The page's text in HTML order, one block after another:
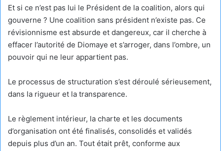
Et si ce n’est pas lui le Président de la coalition, alors qui
gouverne ? Une coalition sans président n’existe pas. Ce
révisionnisme est absurde et dangereux, car il cherche à
effacer l’autorité de Diomaye et s’arroger, dans l’ombre, un
pouvoir qui ne leur appartient pas.
Le processus de structuration s’est déroulé sérieusement,
dans la rigueur et la transparence.
Le règlement intérieur, la charte et les documents
d’organisation ont été finalisés, consolidés et validés
depuis plus d’un an. Tout était prêt, conforme aux